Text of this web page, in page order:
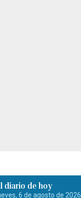
diario de hoy
6 de agosto de 2026